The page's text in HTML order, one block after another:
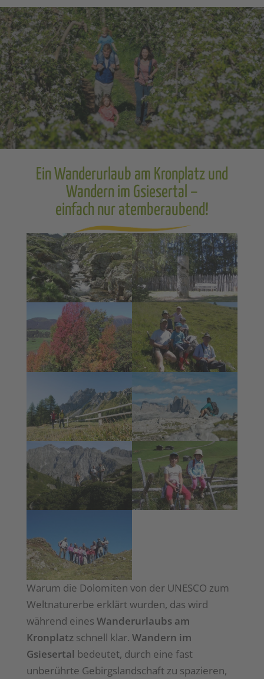
Ein Wanderurlaub am Kronplatz und
Wandern im Gsiesertal –
einfach nur atemberaubend!
Warum die Dolomiten von der UNESCO zum
Weltnaturerbe erklärt wurden, das wird
während eines Wanderurlaubs am
Kronplatz schnell klar. Wandern im
Gsiesertal bedeutet, durch eine fast
unberührte Gebirgslandschaft zu spazieren,